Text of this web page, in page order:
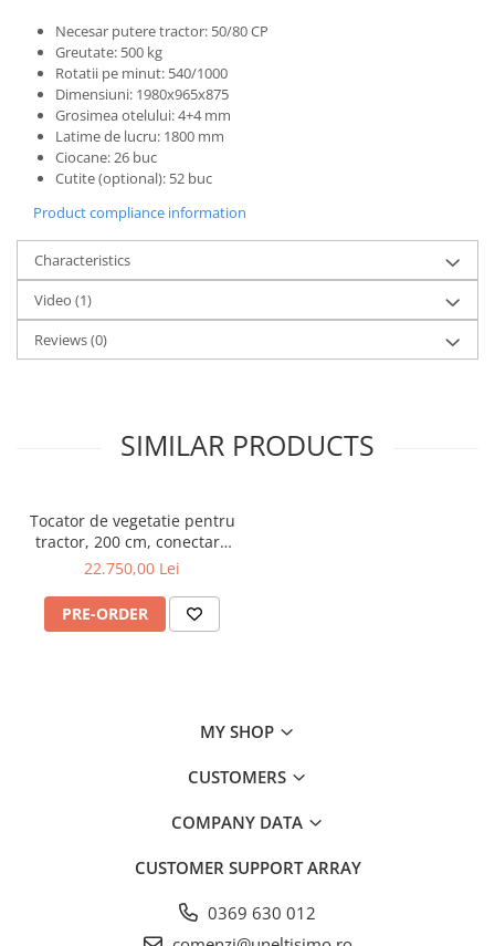
Necesar putere tractor: 50/80 CP
Greutate: 500 kg
Rotatii pe minut: 540/1000
Dimensiuni: 1980x965x875
Grosimea otelului: 4+4 mm
Latime de lucru: 1800 mm
Ciocane: 26 buc
Cutite (optional): 52 buc
Product compliance information
Characteristics
Video (1)
Reviews(0)
SIMILAR PRODUCTS
Tocator de vegetatie pentru
tractor, 200 cm, conectare
cardan tractor, translatie
Trincione 400 4T2000ID
22.750,00 Lei
PRE-ORDER
MY SHOP
CUSTOMERS
COMPANY DATA
CUSTOMER SUPPORTARRAY
0369 630 012